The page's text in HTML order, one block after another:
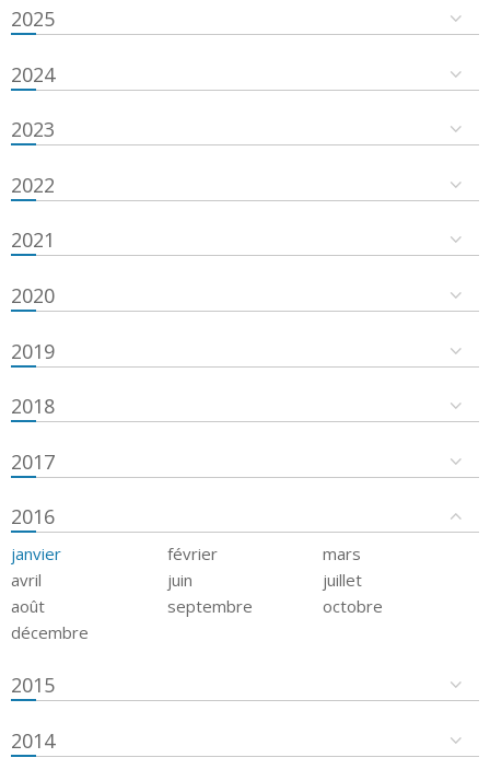
2025
2024
2023
2022
2021
2020
2019
2018
2017
2016
janvier février
mars
avril
juin
juillet
août
septembre
octobre
décembre
2015
2014